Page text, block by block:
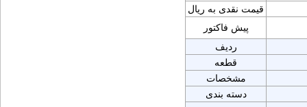
قیمت نقدی به ریال
پیش فاکتور
ردیف
قطعه
مشخصات
دسته بندی